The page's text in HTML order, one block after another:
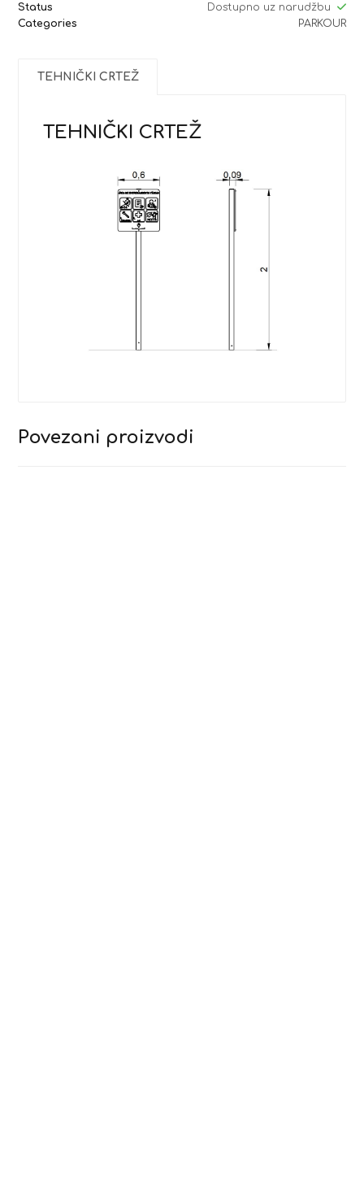
Status
Dostupno uz narudžbu
Categories
PARKOUR
TEHNIČKI CRTEŽ
TEHNIČKI CRTEŽ
Povezani proizvodi